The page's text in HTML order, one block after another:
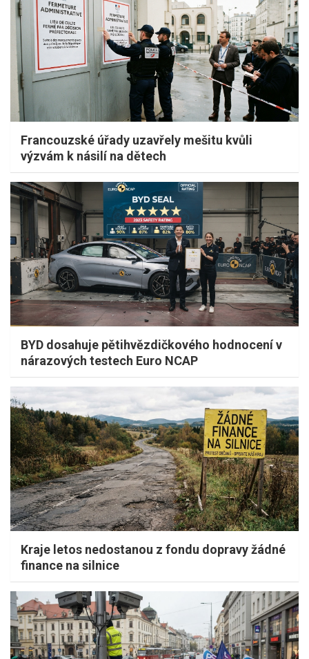
Francouzské úřady uzavřely mešitu kvůli
výzvám k násilí na dětech
BYD dosahuje pětihvězdičkového hodnocení v
nárazových testech Euro NCAP
Kraje letos nedostanou z fondu dopravy žádné
finance na silnice